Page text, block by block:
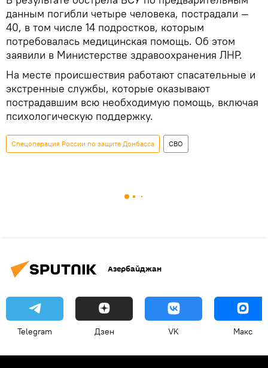
данным погибли четыре человека, пострадали —
40, в том числе 14 подростков, которым
потребовалась медицинская помощь. Об этом
заявили в Министерстве здравоохранения ЛНР.
На месте происшествия работают спасательные и
экстренные службы, которые оказывают
пострадавшим всю необходимую помощь, включая
психологическую поддержку.
Спецоперация России по защите Донбасса СВО
Азербайджан
Telegram Дзен VK Макс